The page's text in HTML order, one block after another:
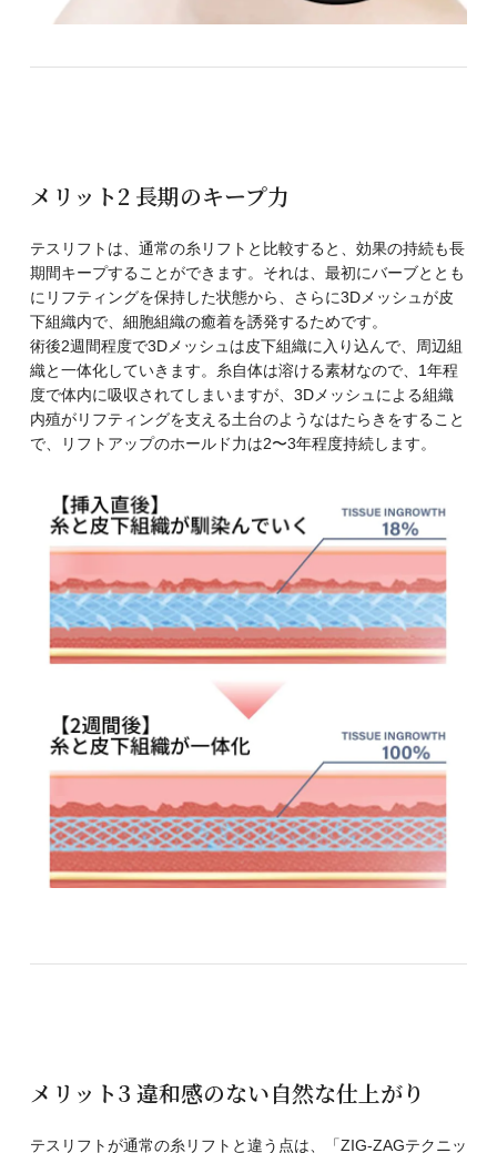
メリット2 長期のキープ力
テスリフトは、通常の糸リフトと比較すると、効果の持続も長
期間キープすることができます。それは、最初にバーブととも
にリフティングを保持した状態から、さらに3Dメッシュが皮
下組織内で、細胞組織の癒着を誘発するためです。
術後2週間程度で3Dメッシュは皮下組織に入り込んで、周辺組
織と一体化していきます。糸自体は溶ける素材なので、1年程
度で体内に吸収されてしまいますが、3Dメッシュによる組織
内殖がリフティングを支える土台のようなはたらきをすること
で、リフトアップのホールド力は2〜3年程度持続します。
メリット3 違和感のない自然な仕上がり
テスリフトが通常の糸リフトと違う点は、「ZIG-ZAGテクニッ